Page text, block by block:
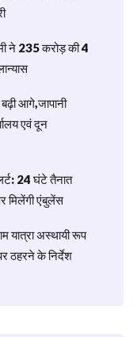
ने 235 करोड़ की 4
आगे,जापानी
एवं दून
24 घंटे तैनात
मिलेंगी एंबुलेंस
यात्रा अस्थायी रूप
ठहरने के निर्देश